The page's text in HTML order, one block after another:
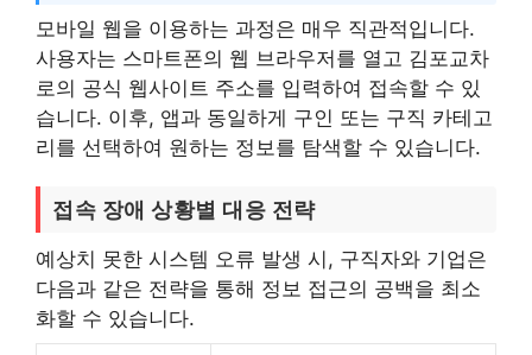
모바일 웹을 이용하는 과정은 매우 직관적입니다.
사용자는 스마트폰의 웹 브라우저를 열고 김포교차
로의 공식 웹사이트 주소를 입력하여 접속할 수 있
습니다. 이후, 앱과 동일하게 구인 또는 구직 카테고
리를 선택하여 원하는 정보를 탐색할 수 있습니다.
접속 장애 상황별 대응 전략
예상치 못한 시스템 오류 발생 시, 구직자와 기업은
다음과 같은 전략을 통해 정보 접근의 공백을 최소
화할 수 있습니다.